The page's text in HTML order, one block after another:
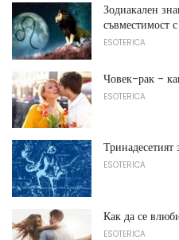
Зодиакален
съвместимост
ESOTERICA
Човек-рак -
ESOTERICA
ESOTERICA
Как да се
ESOTERICA